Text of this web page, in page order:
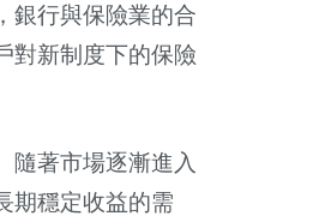
銀行與保險業的合
對新制度下的保險
隨著市場逐漸進入
期穩定收益的需